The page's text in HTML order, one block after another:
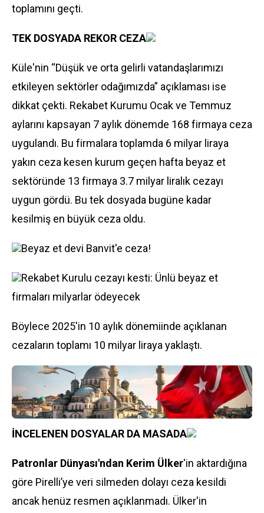
toplamını geçti.
TEK DOSYADA REKOR CEZA
Küle'nin “Düşük ve orta gelirli vatandaşlarımızı
etkileyen sektörler odağımızda” açıklaması ise
dikkat çekti. Rekabet Kurumu Ocak ve Temmuz
aylarını kapsayan 7 aylık dönemde 168 firmaya ceza
uygulandı. Bu firmalara toplamda 6 milyar liraya
yakın ceza kesen kurum geçen hafta beyaz et
sektöründe 13 firmaya 3.7 milyar liralık cezayı
uygun gördü. Bu tek dosyada bugüne kadar
kesilmiş en büyük ceza oldu.
Beyaz et devi Banvit'e ceza!
Rekabet Kurulu cezayı kesti: Ünlü beyaz et
firmaları milyarlar ödeyecek
Böylece 2025'in 10 aylık dönemiinde açıklanan
cezaların toplamı 10 milyar liraya yaklaştı.
İNCELENEN DOSYALAR DA MASADA
Patronlar Dünyası'ndan Kerim Ülker'in aktardığına
göre Pirelli’ye veri silmeden dolayı ceza kesildi
ancak henüz resmen açıklanmadı. Ülker'in